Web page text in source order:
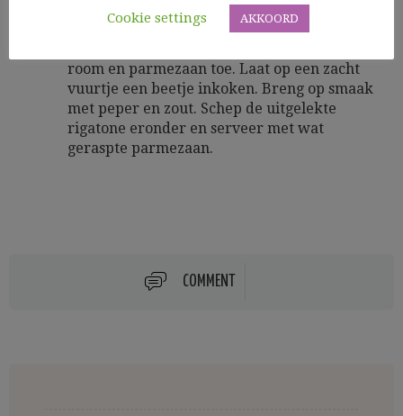
spinazie toe, eventueel in 2 of 3 keer. Laat de
spinazie slinken. Doe de spekblokjes en
room en parmezaan toe. Laat op een zacht
vuurtje een beetje inkoken. Breng op smaak
met peper en zout. Schep de uitgelekte
rigatone eronder en serveer met wat
geraspte parmezaan.
COMMENT
Cookie settings
AKKOORD